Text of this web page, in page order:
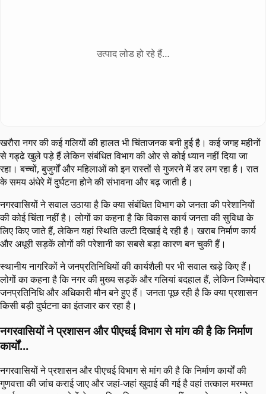
उत्पाद लोड हो रहे हैं…
खरौरा नगर की कई गलियों की हालत भी चिंताजनक बनी हुई है। कई जगह महीनों
से गड्ढे खुले पड़े हैं लेकिन संबंधित विभाग की ओर से कोई ध्यान नहीं दिया जा
रहा। बच्चों, बुजुर्गों और महिलाओं को इन रास्तों से गुजरने में डर लग रहा है। रात
के समय अंधेरे में दुर्घटना होने की संभावना और बढ़ जाती है।
नगरवासियों ने सवाल उठाया है कि क्या संबंधित विभाग को जनता की परेशानियों
की कोई चिंता नहीं है। लोगों का कहना है कि विकास कार्य जनता की सुविधा के
लिए किए जाते हैं, लेकिन यहां स्थिति उल्टी दिखाई दे रही है। खराब निर्माण कार्य
और अधूरी सड़कें लोगों की परेशानी का सबसे बड़ा कारण बन चुकी हैं।
स्थानीय नागरिकों ने जनप्रतिनिधियों की कार्यशैली पर भी सवाल खड़े किए हैं।
लोगों का कहना है कि नगर की मुख्य सड़कें और गलियां बदहाल हैं, लेकिन जिम्मेदार
जनप्रतिनिधि और अधिकारी मौन बने हुए हैं। जनता पूछ रही है कि क्या प्रशासन
किसी बड़ी दुर्घटना का इंतजार कर रहा है।
नगरवासियों ने प्रशासन और पीएचई विभाग से मांग की है कि निर्माण
कार्यों...
नगरवासियों ने प्रशासन और पीएचई विभाग से मांग की है कि निर्माण कार्यों की
गुणवत्ता की जांच कराई जाए और जहां-जहां खुदाई की गई है वहां तत्काल मरम्मत